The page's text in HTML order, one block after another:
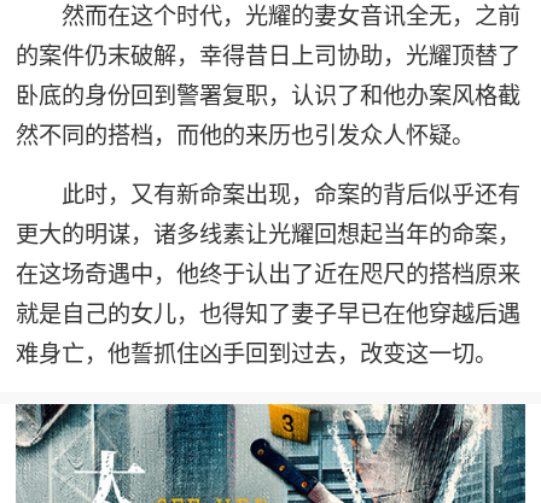
然而在这个时代，光耀的妻女音讯全无，之前
的案件仍末破解，幸得昔日上司协助，光耀顶替了
卧底的身份回到警署复职，认识了和他办案风格截
然不同的搭档，而他的来历也引发众人怀疑。
此时，又有新命案出现，命案的背后似乎还有
更大的明谋，诸多线素让光耀回想起当年的命案，
在这场奇遇中，他终于认出了近在咫尺的搭档原来
就是自己的女儿，也得知了妻子早已在他穿越后遇
难身亡，他誓抓住凶手回到过去，改变这一切。